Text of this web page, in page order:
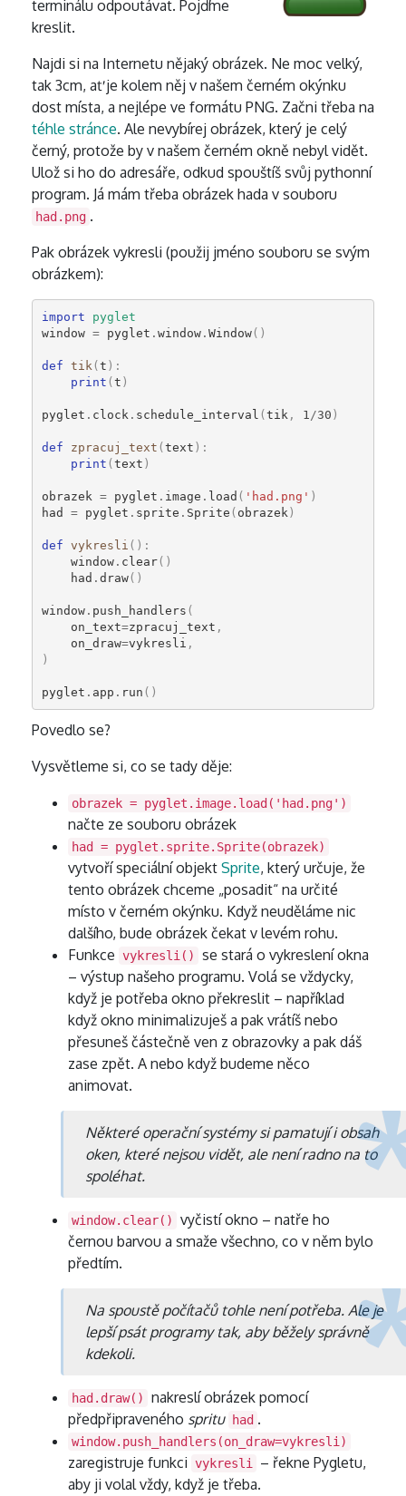
terminálu odpoutávat. Pojďme
kreslit.
Najdi si na Internetu nějaký obrázek. Ne moc velký,
tak 3cm, ať je kolem něj v našem černém okýnku
dost místa, a nejlépe ve formátu PNG. Začni třeba na
téhle stránce. Ale nevybírej obrázek, který je celý
černý, protože by v našem černém okně nebyl vidět.
Ulož si ho do adresáře, odkud spouštíš svůj pythonní
program. Já mám třeba obrázek hada v souboru
had.png .
Pak obrázek vykresli (použij jméno souboru se svým
obrázkem):
import
pyglet
window = pyglet . window. Window()
def tik (t ):
print (t )
pyglet . clock . schedule_interval (tik , 1 /30 )
def zpracuj_text (text ):
print (text )
obrazek = pyglet . image . load ( 'had.png' )
had
= pyglet . sprite . Sprite ( obrazek )
def vykresli ():
window. clear()
had . draw()
window. push_handlers (
on_text=zpracuj_text ,
on_draw=vykresli ,
)
pyglet . app . run ()
Povedlo se?
Vysvětleme si, co se tady děje:
obrazek = pyglet.image.load('had.png')
načte ze souboru obrázek
had = pyglet.sprite.Sprite(obrazek)
vytvoří speciální objekt Sprite, který určuje, že
tento obrázek chceme „posadit“ na určité
místo v černém okýnku. Když neuděláme nic
dalšího, bude obrázek čekat v levém rohu.
Funkce vykresli()
se stará o vykreslení okna
– výstup našeho programu. Volá se vždycky,
když je potřeba okno překreslit – například
když okno minimalizuješ a pak vrátíš nebo
přesuneš částečně ven z obrazovky a pak dáš
zase zpět. A nebo když budeme něco
animovat.
Některé operační systémy si pamatují i obsah
oken, které nejsou vidět, ale není radno na to
spoléhat.
window.clear()
vyčistí okno – natře ho
černou barvou a smaže všechno, co v něm bylo
předtím.
Na spoustě počítačů tohle není potřeba. Ale je
lepší psát programy tak, aby běžely správně
kdekoli.
had.draw()
nakreslí obrázek pomocí
předpřipraveného spritu had .
window.push_handlers(on_draw=vykresli)
zaregistruje funkci vykresli
– řekne Pygletu,
aby ji volal vždy, když je třeba.